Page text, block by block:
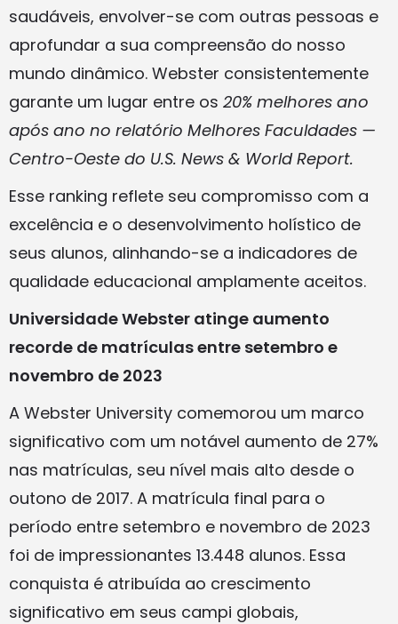
saudáveis, envolver-se com outras pessoas e
aprofundar a sua compreensão do nosso
mundo dinâmico. Webster consistentemente
garante um lugar entre os 20% melhores ano
após ano no relatório Melhores Faculdades —
Centro-Oeste do U.S. News & World Report.
Esse ranking reflete seu compromisso com a
excelência e o desenvolvimento holístico de
seus alunos, alinhando-se a indicadores de
qualidade educacional amplamente aceitos.
Universidade Webster atinge aumento
recorde de matrículas entre setembro e
novembro de 2023
A Webster University comemorou um marco
significativo com um notável aumento de 27%
nas matrículas, seu nível mais alto desde o
outono de 2017. A matrícula final para o
período entre setembro e novembro de 2023
foi de impressionantes 13.448 alunos. Essa
conquista é atribuída ao crescimento
significativo em seus campi globais,